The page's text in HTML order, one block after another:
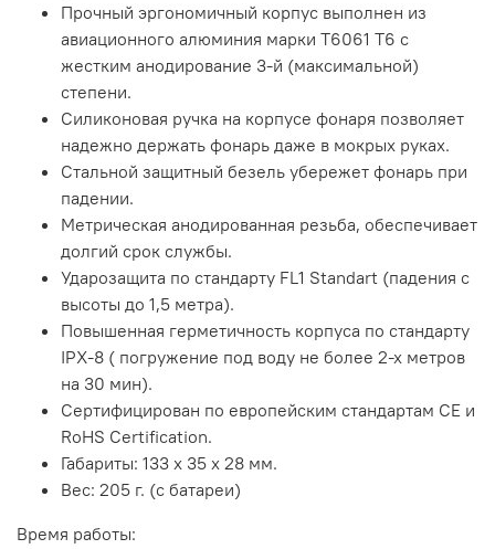
Прочный эргономичный корпус выполнен из
авиационного алюминия марки Т6061 T6 с
жестким анодирование 3-й (максимальной)
степени.
Силиконовая ручка на корпусе фонаря позволяет
надежно держать фонарь даже в мокрых руках.
Стальной защитный безель убережет фонарь при
падении.
Метрическая анодированная резьба, обеспечивает
долгий срок службы.
Ударозащита по стандарту FL1 Standart (падения с
высоты до 1,5 метра).
Повышенная герметичность корпуса по стандарту
IPX-8 ( погружение под воду не более 2-х метров
на 30 мин).
Сертифицирован по европейским стандартам CE и
RoHS Certification.
Габариты: 133 х 35 х 28 мм.
Вес: 205 г. (с батареи)
Время работы: